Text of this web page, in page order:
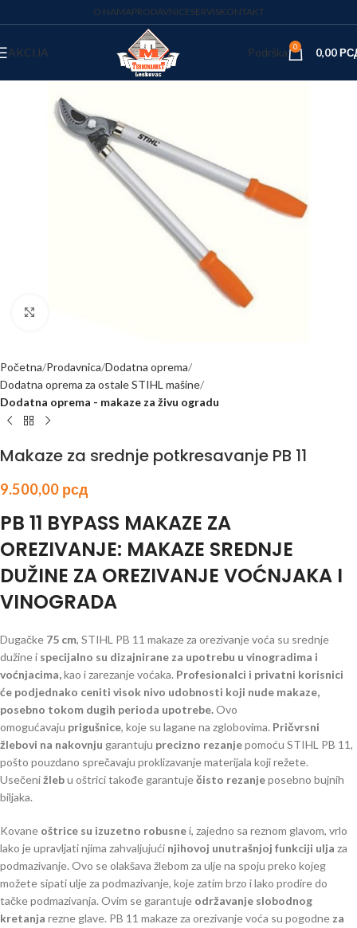
O NAMAPRODAVNICESERVISKONTAKT
AKCIJA Podrška 0 0,00
Početna Prodavnica Dodatna oprema
Dodatna oprema za ostale STIHL mašine
Dodatna oprema - makaze za živu ogradu
Makaze za srednje potkresavanje PB 11
9.500,00 рсд
PB 11 BYPASS MAKAZE ZA
OREZIVANJE: MAKAZE SREDNJE
DUŽINE ZA OREZIVANJE VOĆNJAKA I
VINOGRADA
Dugačke 75 cm, STIHL PB 11 makaze za orezivanje voća su srednje
dužine i specijalno su dizajnirane za upotrebu u vinogradima i
voćnjacima,kao i zarezanje voćaka. Profesionalci i privatni korisnici
će podjednako ceniti visok nivo udobnosti koji nude makaze,
posebno tokom dugih perioda upotrebe.Ovo
omogućavaju prigušnice, koje su lagane na zglobovima. Pričvrsni
žlebovi na nakovnju garantuju precizno rezanjepomoću STIHL PB 11,
pošto pouzdano sprečavaju proklizavanje materijala koji režete.
Usečenižlebu oštrici takođe garantuječisto rezanjeposebno bujnih
biljaka.
Kovane oštrice su izuzetno robusnei, zajedno sa reznom glavom, vrlo
lako je upravljati njima zahvaljujući njihovoj unutrašnjoj funkciji ulja za
podmazivanje. Ovo se olakšava žlebom za ulje na spoju preko kojeg
možete sipati ulje za podmazivanje, koje zatim brzo i lako prodire do
tačke podmazivanja. Ovim se garantuje održavanje slobodnog
kretanja rezne glave. PB 11 makaze za orezivanje voća su pogodne za